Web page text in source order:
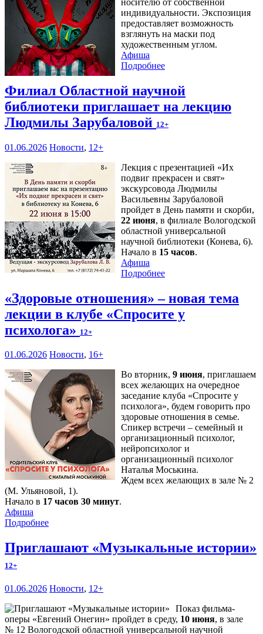
индивидуальности. Экспозиция
предоставляет возможность
взглянуть на маски под
художественным углом.
Афиша
Подробнее
Филиал Областной научной
библиотеки приглашает на лекцию
Людмилы Зарубаловой 12+
01.06.2026 Новости, 12+
Лекция с презентацией «Их
подвиг прекрасен и свят»
экскурсовода Людмилы
Васильевны Зарубаловой
пройдет в День памяти и скорби,
22 июня, в филиале Вологодской
областной универсальной
научной библиотеки (Конева, 6).
Начало в 15 часов.
Афиша
Подробнее
«Здоровые отношения» – новая тема
лекции в клубе «Спросите у
психолога» 12+
01.06.2026 Новости, 16+
Во вторник, 9 июня, приглашаем
всех желающих на очередное
заседание клуба «Спросите у
психолога», будем говорить про
здоровые отношения в семье.
Спикер встречи – семейный и
организационный психолог,
нейропсихолог и
организационный психолог
Наталья Моськина.
Ждем всех желающих в зале № 2
(М. Ульяновой, 1).
Начало в 17 часов 30 минут.
Афиша
Подробнее
Приглашают «Музыкальные истории»
12+
01.06.2026 Новости, 12+
Показ фильма-
оперы «Евгений Онегин» пройдет в среду, 10 июня, в зале
№ 12 Вологодской областной универсальной научной